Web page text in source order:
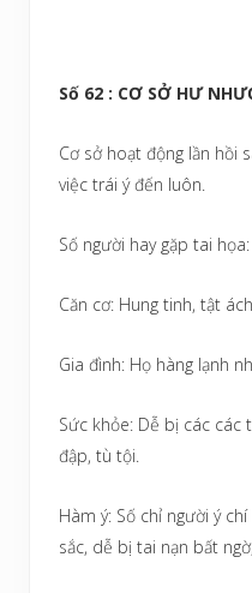
Số 62 : CƠ SỞ HƯ
Cơ sở hoạt động lần hồi
việc trái ý đến luôn.
Số người hay gặp tai họa:
Căn cơ: Hung tinh, tật ách.
Gia đình: Họ hàng lạnh
Sức khỏe: Dễ bị các các
đập, tù tội.
Hàm ý: Số chỉ người ý
sắc, dễ bị tai nạn bất